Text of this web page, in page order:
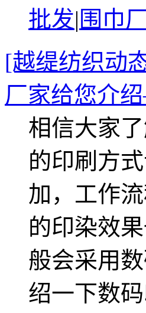
批发| 围巾
[越缇纺织动
厂家给您介
相信大家
的印刷方
加，工作
的印染效
般会采用
绍一下数